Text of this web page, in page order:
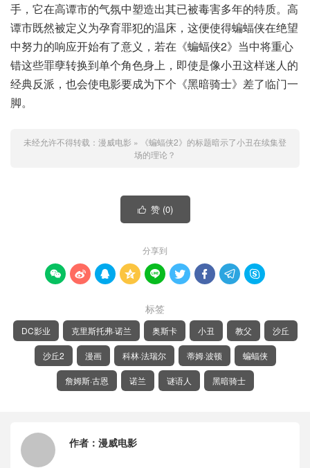
手，它在高谭市的气氛中塑造出其已被毒害多年的特质。高
谭市既然被定义为孕育罪犯的温床，这便使得蝙蝠侠在绝望
中努力的响应开始有了意义，若在《蝙蝠侠2》当中将重心
错这些罪孽转换到单个角色身上，即使是像小丑这样迷人的
经典反派，也会使电影要成为下个《黑暗骑士》差了临门一
脚。
未经允许不得转载： 漫威电影 »
《蝙蝠侠2》的标题暗示了小丑在续集登
场的理论？
 赞 (0)
分享到
        
标签
DC影业 克里斯托弗·诺兰 奥斯卡 小丑 教父 沙丘
沙丘2 漫画 科林·法瑞尔 蒂姆·波顿 蝙蝠侠
詹姆斯·古恩 诺兰 谜语人 黑暗骑士
作者： 漫威电影